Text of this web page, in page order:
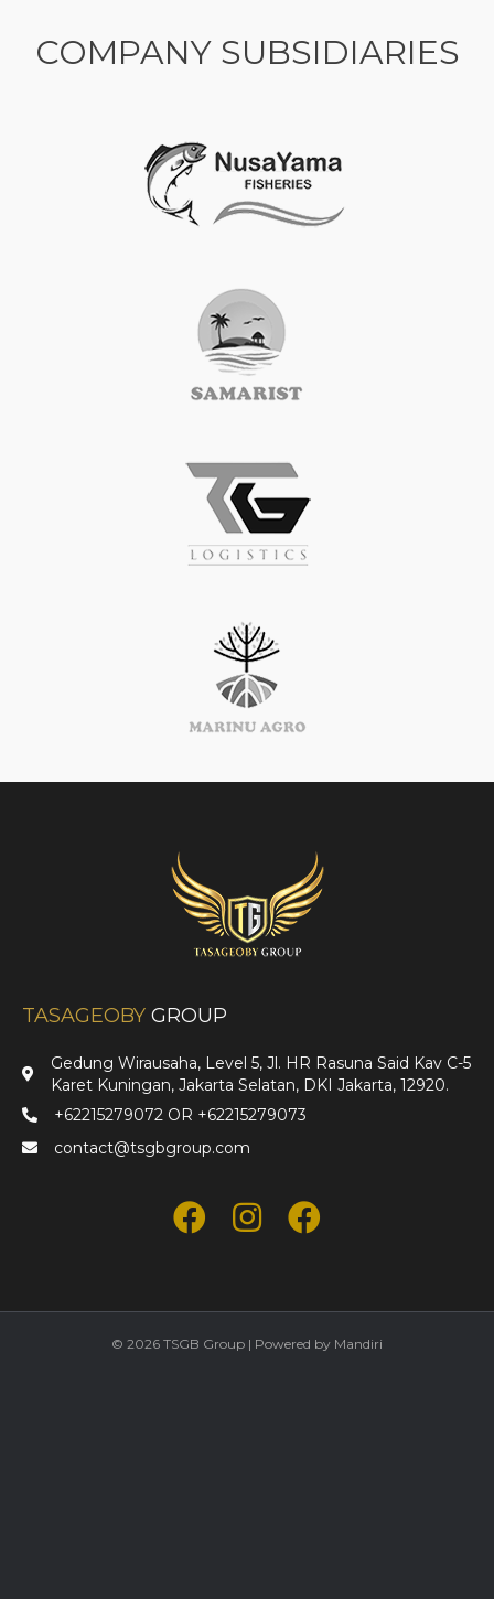
COMPANY SUBSIDIARIES
TASAGEOBY GROUP
Gedung Wirausaha, Level 5, Jl. HR Rasuna Said Kav C-5
Karet Kuningan, Jakarta Selatan, DKI Jakarta, 12920.
+62215279072 OR +62215279073
contact@tsgbgroup.com
© 2026 TSGB Group | Powered by Mandiri